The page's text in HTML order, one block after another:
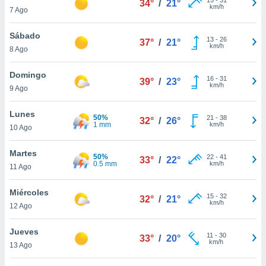
más
nuestra
y
de
disponible
cookies
aceptar
7 Ago
34° / 21°
km/h
Sábado
8 Ago
37° / 21° 13- 26
km/h
Domingo
9 Ago
39° / 23° 16- 31
km/h
Lunes
10 Ago
50%
1 mm
32° / 26° 21 - 38
km/h
Martes
11 Ago
50%
0.5 mm
33° / 22° 22- 41
km/h
Miércoles
12 Ago
32° / 21° 15- 32
km/h
Jueves
13 Ago
33° / 20° 11 - 30
km/h